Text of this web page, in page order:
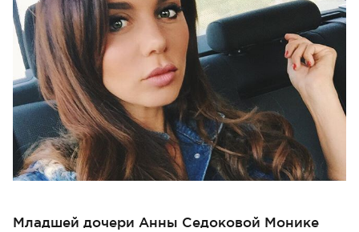
Младшей дочери Анны Седоковой Монике